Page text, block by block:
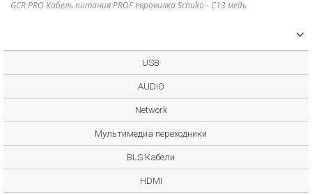
GCR PRO Кабель питания PROF евровилка Schuko - С13 медь
USB
AUDIO
Network
Мультимедиа переходники
BLS Кабели
HDMI